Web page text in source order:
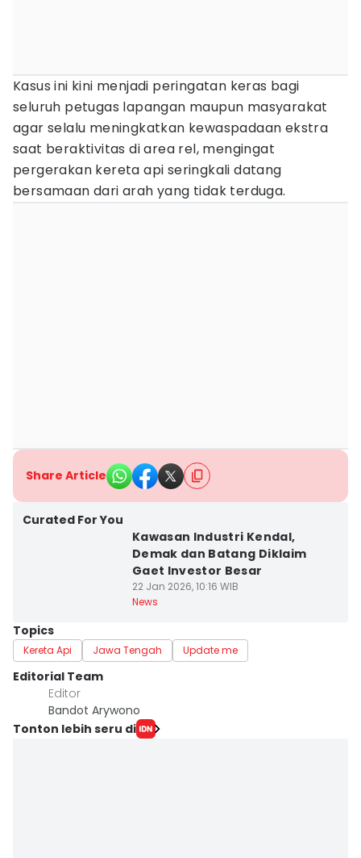
Kasus ini kini menjadi peringatan keras bagi
seluruh petugas lapangan maupun masyarakat
agar selalu meningkatkan kewaspadaan ekstra
saat beraktivitas di area rel, mengingat
pergerakan kereta api seringkali datang
bersamaan dari arah yang tidak terduga.
Share Article
Curated For You
Kawasan Industri Kendal,
Demak dan Batang Diklaim
Gaet Investor Besar
22 Jan 2026, 10:16 WIB
News
Topics
Kereta Api Jawa Tengah Update me
Editorial Team
Editor
Bandot Arywono
Tonton lebih seru di